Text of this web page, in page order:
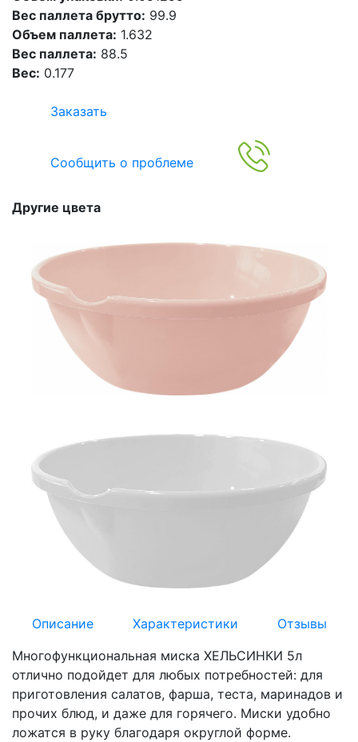
Вес паллета брутто: 99.9
Объем паллета: 1.632
Вес паллета: 88.5
Вес: 0.177
Заказать
Сообщить о проблеме
Другие цвета
Описание Характеристики
Отзывы
Многофункциональная миска ХЕЛЬСИНКИ 5л
отлично подойдет для любых потребностей: для
приготовления салатов, фарша, теста, маринадов и
прочих блюд, и даже для горячего. Миски удобно
ложатся в руку благодаря округлой форме.